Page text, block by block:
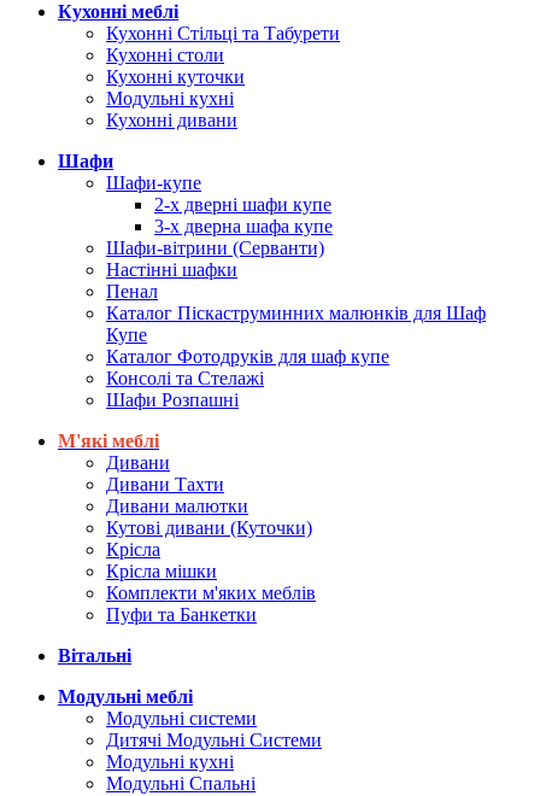
Кухонні меблі
Кухонні Стільці та Табурети
Кухонні столи
Кухонні куточки
Модульні кухні
Кухонні дивани
Шафи
Шафи-купе
2-х дверні шафи купе
3-х дверна шафа купе
Шафи-вітрини (Серванти)
Настінні шафки
Пенал
Каталог Піскаструминних малюнків для Шаф
Купе
Каталог Фотодруків для шаф купе
Консолі та Стелажі
Шафи Розпашні
М'які меблі
Дивани
Дивани Тахти
Дивани малютки
Кутові дивани (Куточки)
Крісла
Крісла мішки
Комплекти м'яких меблів
Пуфи та Банкетки
Вітальні
Модульні меблі
Модульні системи
Дитячі Модульні Системи
Модульні кухні
Модульні Спальні